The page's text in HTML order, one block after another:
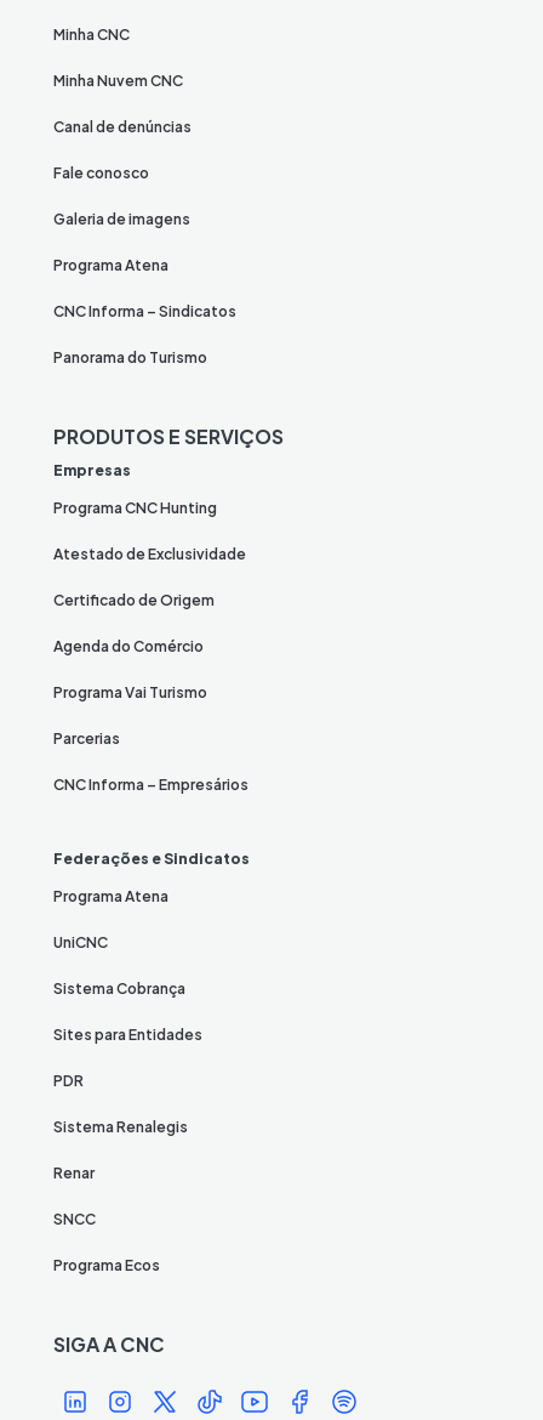
Minha CNC
Minha Nuvem CNC
Canal de denúncias
Fale conosco
Galeria de imagens
Programa Atena
CNC Informa – Sindicatos
Panorama do Turismo
PRODUTOS E SERVIÇOS
Empresas
Programa CNC Hunting
Atestado de Exclusividade
Certificado de Origem
Agenda do Comércio
Programa Vai Turismo
Parcerias
CNC Informa – Empresários
Federações e Sindicatos
Programa Atena
UniCNC
Sistema Cobrança
Sites para Entidades
PDR
Sistema Renalegis
Renar
SNCC
Programa Ecos
SIGA A CNC
Í Í Í Í Í Í Í